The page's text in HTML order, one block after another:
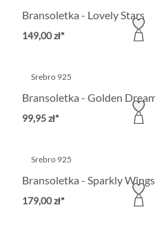
Bransoletka - Lovely Stars
149,00 zł*
Srebro 925
Bransoletka - Golden Dreams
99,95 zł*
Srebro 925
Bransoletka - Sparkly Wings
179,00 zł*